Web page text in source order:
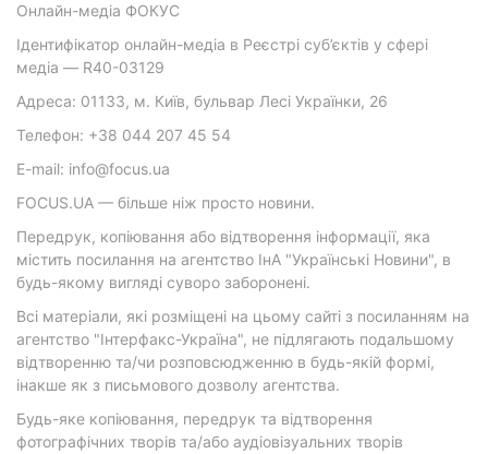
Онлайн-медіа ФОКУС
Ідентифікатор онлайн-медіа в Реєстрі суб’єктів у сфері
медіа — R40-03129
Адреса: 01133, м. Київ, бульвар Лесі Українки, 26
Телефон: +38 044 207 45 54
E-mail: info@focus.ua
FOCUS.UA — більше ніж просто новини.
Передрук, копіювання або відтворення інформації, яка
містить посилання на агентство ІнА "Українські Новини", в
будь-якому вигляді суворо заборонені.
Всі матеріали, які розміщені на цьому сайті з посиланням на
агентство "Інтерфакс-Україна", не підлягають подальшому
відтворенню та/чи розповсюдженню в будь-якій формі,
інакше як з письмового дозволу агентства.
Будь-яке копіювання, передрук та відтворення
фотографічних творів та/або аудіовізуальних творів